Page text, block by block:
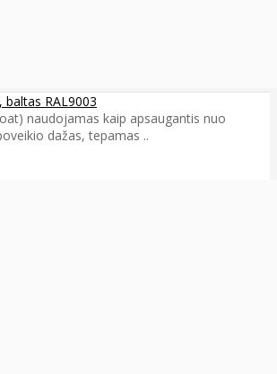
baltas RAL9003
naudojamas kaip apsaugantis nuo
dažas, tepamas ..